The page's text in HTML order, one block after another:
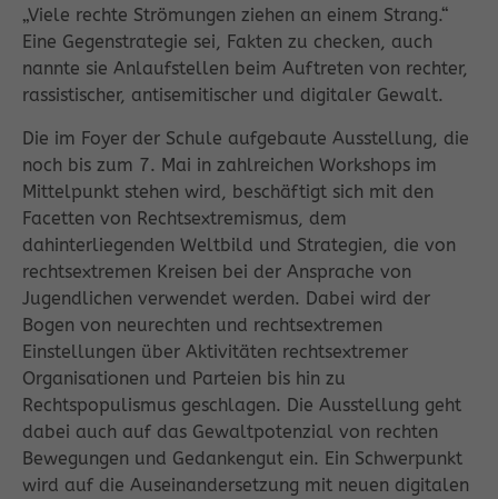
„Viele rechte Strömungen ziehen an einem Strang.“
Eine Gegenstrategie sei, Fakten zu checken, auch
nannte sie Anlaufstellen beim Auftreten von rechter,
rassistischer, antisemitischer und digitaler Gewalt.
Die im Foyer der Schule aufgebaute Ausstellung, die
noch bis zum 7. Mai in zahlreichen Workshops im
Mittelpunkt stehen wird, beschäftigt sich mit den
Facetten von Rechtsextremismus, dem
dahinterliegenden Weltbild und Strategien, die von
rechtsextremen Kreisen bei der Ansprache von
Jugendlichen verwendet werden. Dabei wird der
Bogen von neurechten und rechtsextremen
Einstellungen über Aktivitäten rechtsextremer
Organisationen und Parteien bis hin zu
Rechtspopulismus geschlagen. Die Ausstellung geht
dabei auch auf das Gewaltpotenzial von rechten
Bewegungen und Gedankengut ein. Ein Schwerpunkt
wird auf die Auseinandersetzung mit neuen digitalen